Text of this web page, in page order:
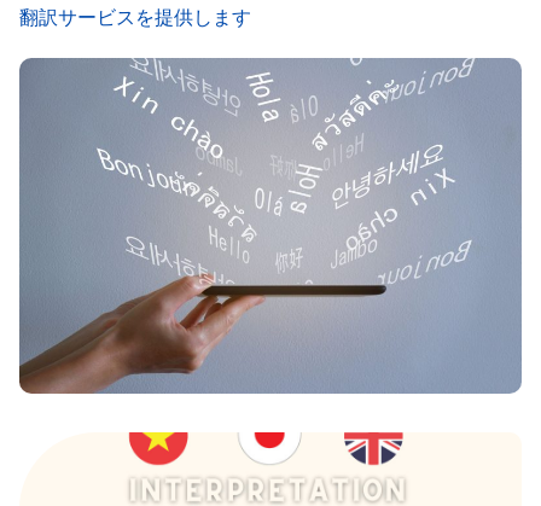
翻訳サービスを提供します